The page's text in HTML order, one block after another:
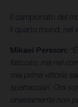
Il campionato del
il quarto round, nel
Mikael Persson:
faticoso, ma nel
mia prima vittoria
spettacolari. Ora
onestamente non